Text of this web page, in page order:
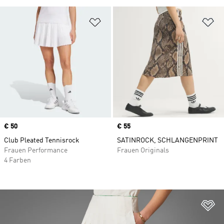
Zur Wunschliste hinzufügen
Price
€ 50
Club Pleated Tennisrock
Frauen Performance
4 Farben
Price
€ 55
SATINROCK, SCHLANGENPRINT
Frauen Originals